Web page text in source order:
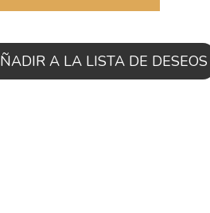
A LA LISTA DE DESEOS